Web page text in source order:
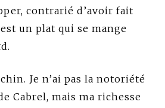
contrarié d’avoir fait
un plat qui se mange
Je n’ai pas la notoriété
Cabrel, mais ma richesse